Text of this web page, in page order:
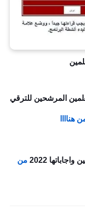
المرشحين للترقي
هناااا
2022 من